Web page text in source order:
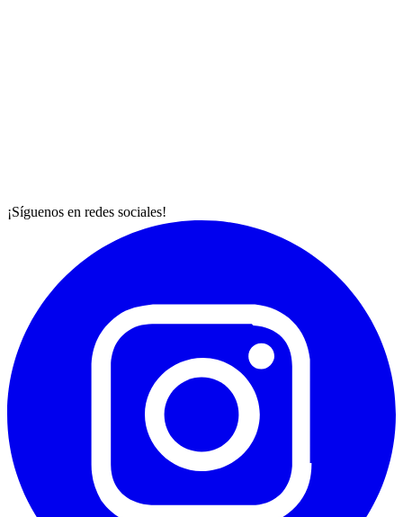
¡Síguenos en redes sociales!